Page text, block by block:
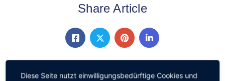
Share Article
Diese Seite nutzt einwilligungsbedürftige Cookies und